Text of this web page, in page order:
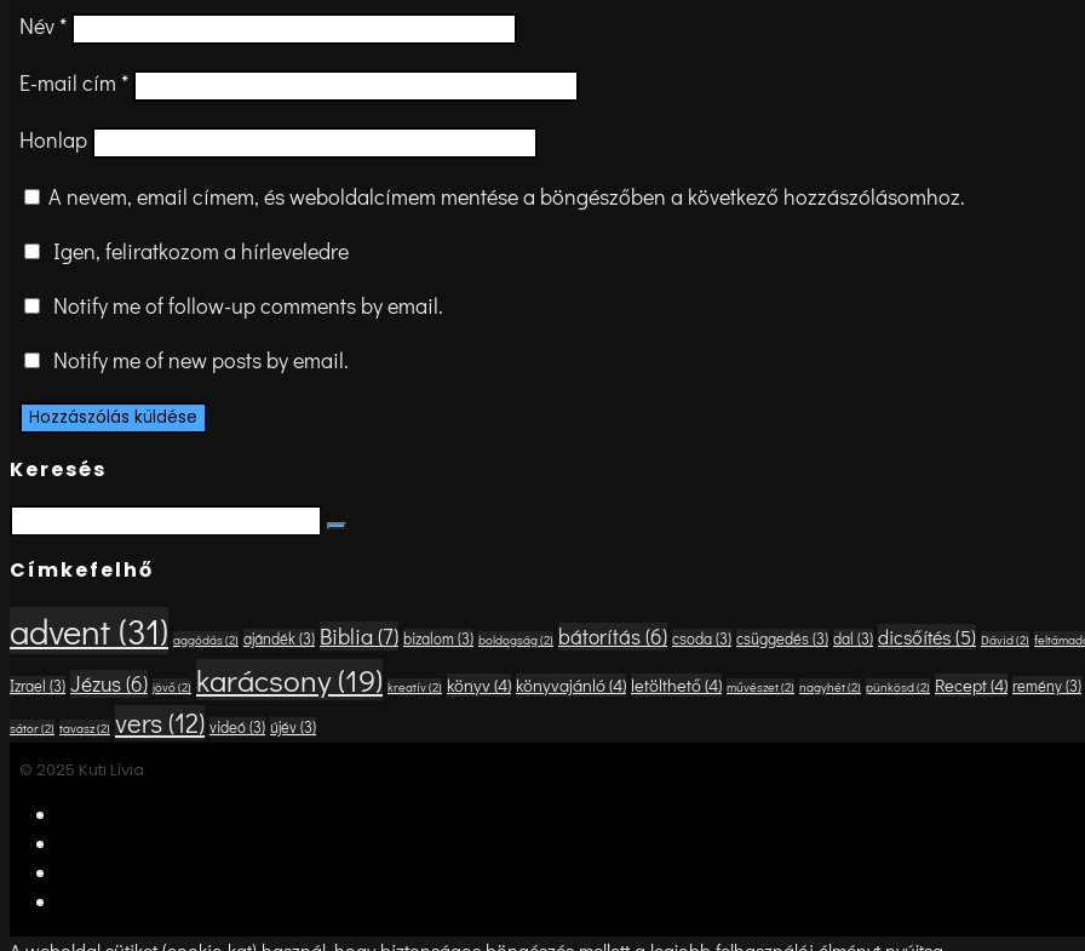
Név *
E-mail cím *
Honlap
A nevem, email címem, és weboldalcímem mentése a böngészőben a következő hozzászólásomhoz.
Igen, feliratkozom a hírleveledre
Notify me of follow-up comments by email.
Notify me of new posts by email.
Keresés
Címkefelhő
advent (31) aggódás(2) ajándék (3) Biblia (7) bizalom(3) boldogság(2) bátorítás(6) csoda(3) csüggedés(3) dal (3) dicsőítés(5) Dávid(2)
Izrael (3) Jézus(6) jövő(2) karácsony(19) kreatív(2) könyv(4) könyvajánló(4) letölthető(4) művészet(2) nagyhét(2) pünkösd(2) Recept(4) remény(3)
sátor(2) tavasz(2) vers (12) videó(3) újév(3)
© 2025 Kuti Lívia